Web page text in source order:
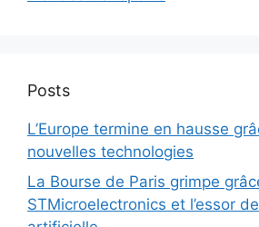
Posts
L’Europe termine en hausse
nouvelles technologies
La Bourse de Paris grimpe
STMicroelectronics et l’essor